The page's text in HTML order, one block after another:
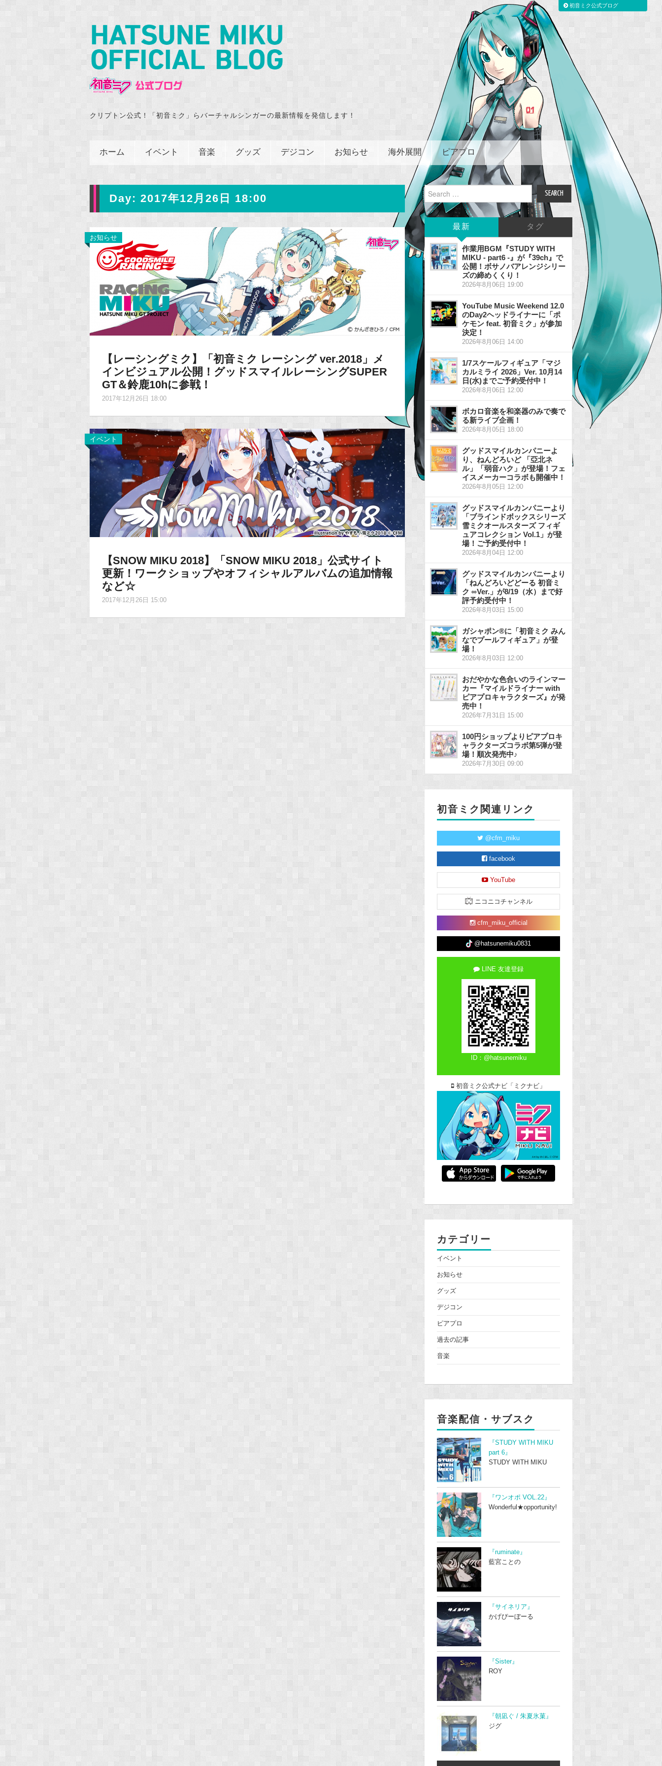
クリプトン公式！「初音ミク」らバーチャルシンガーの最新情報を発信します！
ホーム イベント 音楽 グッズ デジコン お知らせ 海外展開 ピアプロ
Day: 2017年12月26日 18:00
お知らせ
【レーシングミク】「初音ミク レーシング ver.2018」メ
インビジュアル公開！グッドスマイルレーシングSUPER
GT＆鈴鹿10hに参戦！
2017年12月26日 18:00
イベント
【SNOW MIKU 2018】「SNOW MIKU 2018」公式サイト
更新！ワークショップやオフィシャルアルバムの追加情報
など☆
2017年12月26日 15:00
Search
for:
最新 タグ
作業用BGM『STUDY WITH
MIKU - part6 -』が『39ch』で
公開！ボサノバアレンジシリー
ズの締めくくり！
2026年8月06日 19:00
YouTube Music Weekend 12.0
のDay2ヘッドライナーに「ポ
ケモン feat. 初音ミク」が参加
決定！
2026年8月06日 14:00
1/7スケールフィギュア「マジ
カルミライ 2026」Ver. 10月14
日(水)までご予約受付中！
2026年8月06日 12:00
ボカロ音楽を和楽器のみで奏で
る新ライブ企画！
2026年8月05日 18:00
グッドスマイルカンパニーよ
り、ねんどろいど 「亞北ネ
ル」「弱音ハク」が登場！フェ
イスメーカーコラボも開催中！
2026年8月05日 12:00
グッドスマイルカンパニーより
「ブラインドボックスシリーズ
雪ミクオールスターズ フィギ
ュアコレクション Vol.1」が登
場！ご予約受付中！
2026年8月04日 12:00
グッドスマイルカンパニーより
「ねんどろいどどーる 初音ミ
ク ∞Ver.」が8/19（水）まで好
評予約受付中！
2026年8月03日 15:00
ガシャポン®に「初音ミク みん
なでプールフィギュア」が登
場！
2026年8月03日 12:00
おだやかな色合いのラインマー
カー『マイルドライナー with
ピアプロキャラクターズ』が発
売中！
2026年7月31日 15:00
100円ショップよりピアプロキ
ャラクターズコラボ第5弾が登
場！順次発売中♪
2026年7月30日 09:00
初音ミク関連リンク
@cfm_miku
facebook
YouTube
ニコニコチャンネル
cfm_miku_official
@hatsunemiku0831
LINE 友達登録
ID：@hatsunemiku
初音ミク公式ナビ「ミクナビ」
カテゴリー
イベント
お知らせ
グッズ
デジコン
ピアプロ
過去の記事
音楽
音楽配信・サブスク
『STUDY WITH MIKU
part 6』
STUDY WITH MIKU
『ワンオポ VOL.22』
Wonderful★opportunity!
『ruminate』
藍宮ことの
『サイネリア』
かげぴーぼーる
『Sister』
ROY
『朝凪ぐ / 朱夏氷菓』
ジグ
初音ミク公式ブログ